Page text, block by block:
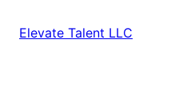
Elevate Talent LLC